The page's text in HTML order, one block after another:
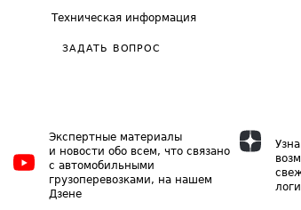
Техническая информация
ЗАДАТЬ ВОПРОС
Экспертные материалы
и новости обо всем, что связано
с автомобильными
грузоперевозками, на нашем
Дзене